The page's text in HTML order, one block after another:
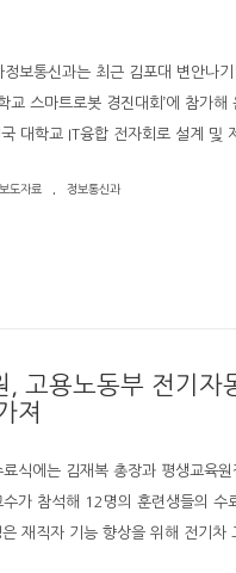
보통신과는 최근 김포대 변안나기
교 스마트로봇 경진대회’에 참가해
대학교 IT융합 전자회로 설계 및
도자료 정보통신과
, 고용노동부 전기자
져
식에는 김재복 총장과 평생교육원
가 참석해 12명의 훈련생들의 수
재직자 기능 향상을 위해 전기차